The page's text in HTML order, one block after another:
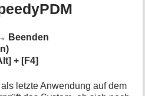
Beenden
+ [F4]
letzte Anwendung auf dem